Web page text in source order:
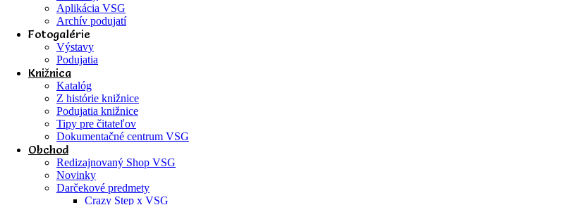
Aplikácia VSG
Archív podujatí
Fotogalérie
Výstavy
Podujatia
Knižnica
Katalóg
Z histórie knižnice
Podujatia knižnice
Tipy pre čitateľov
Dokumentačné centrum VSG
Obchod
Redizajnovaný Shop VSG
Novinky
Darčekové predmety
Crazy Step x VSG